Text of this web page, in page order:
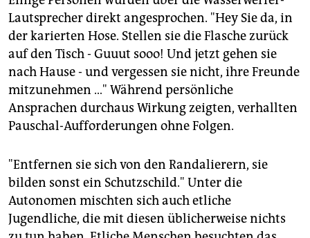
Lautsprecher direkt angesprochen. "Hey Sie da, in
der karierten Hose. Stellen sie die Flasche zurück
auf den Tisch - Guuut sooo! Und jetzt gehen sie
nach Hause - und vergessen sie nicht, ihre Freunde
mitzunehmen …" Während persönliche
Ansprachen durchaus Wirkung zeigten, verhallten
Pauschal-Aufforderungen ohne Folgen.
"Entfernen sie sich von den Randalierern, sie
bilden sonst ein Schutzschild." Unter die
Autonomen mischten sich auch etliche
Jugendliche, die mit diesen üblicherweise nichts